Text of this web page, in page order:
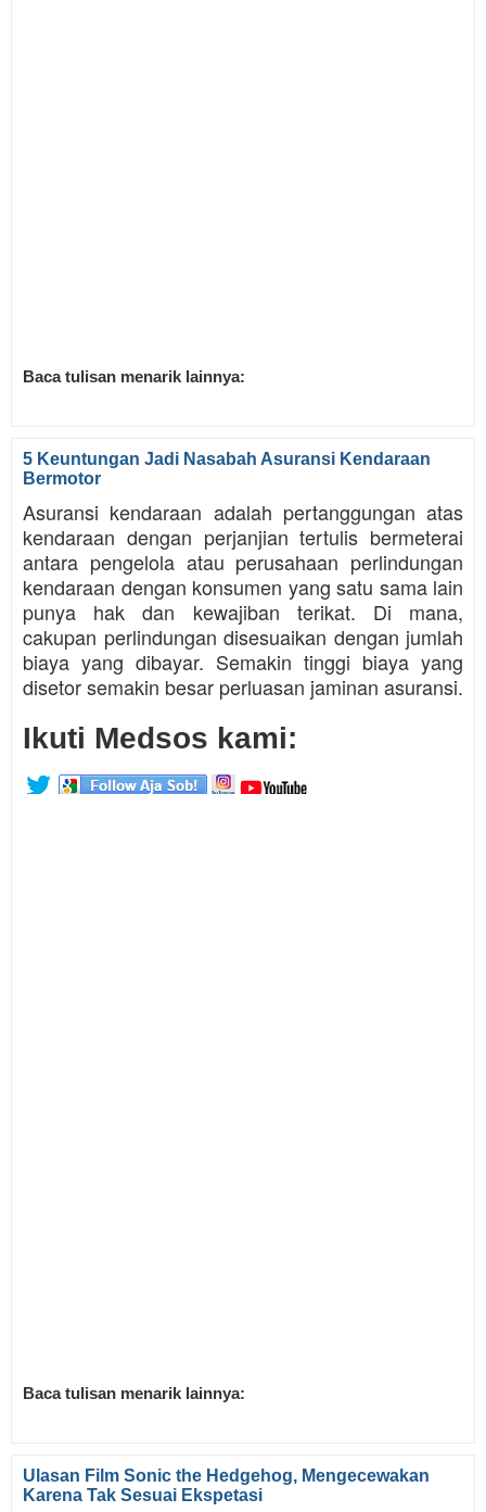
Baca tulisan menarik lainnya:
5 Keuntungan Jadi Nasabah Asuransi Kendaraan
Bermotor
Asuransi kendaraan adalah pertanggungan atas
kendaraan dengan perjanjian tertulis bermeterai
antara pengelola atau perusahaan perlindungan
kendaraan dengan konsumen yang satu sama lain
punya hak dan kewajiban terikat. Di mana,
cakupan perlindungan disesuaikan dengan jumlah
biaya yang dibayar. Semakin tinggi biaya yang
disetor semakin besar perluasan jaminan asuransi.
Ikuti Medsos kami:
Baca tulisan menarik lainnya:
Ulasan Film Sonic the Hedgehog, Mengecewakan
Karena Tak Sesuai Ekspetasi